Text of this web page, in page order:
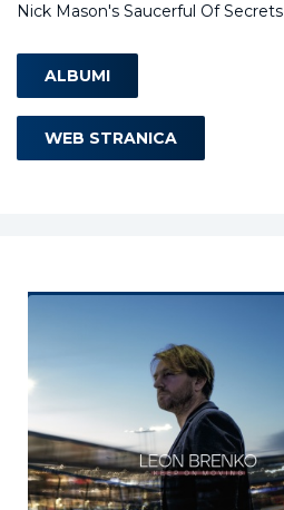
Nick Mason's Saucerful Of Secrets
ALBUMI
WEB STRANICA